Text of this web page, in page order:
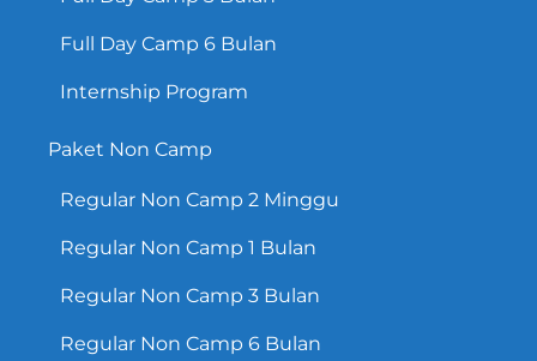
Full Day Camp 6 Bulan
Internship Program
Paket Non Camp
Regular Non Camp 2 Minggu
Regular Non Camp 1 Bulan
Regular Non Camp 3 Bulan
Regular Non Camp 6 Bulan